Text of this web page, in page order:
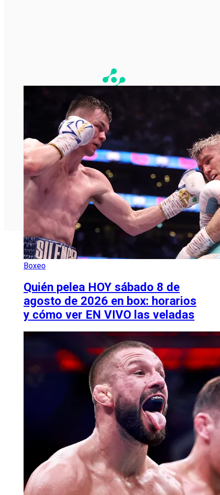
Boxeo
Quién pelea HOY sábado 8 de
agosto de 2026 en box: horarios
y cómo ver EN VIVO las veladas